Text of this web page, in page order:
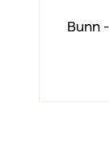
Bunn